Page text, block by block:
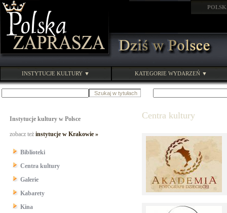
INSTYTUCJE KULTURY ▼ KATEGORIE WYDARZEŃ ▼
Instytucje kultury w Polsce
zobacz też instytucje w Krakowie »
Biblioteki
Centra kultury
Galerie
Kabarety
Kina
Centra kultury